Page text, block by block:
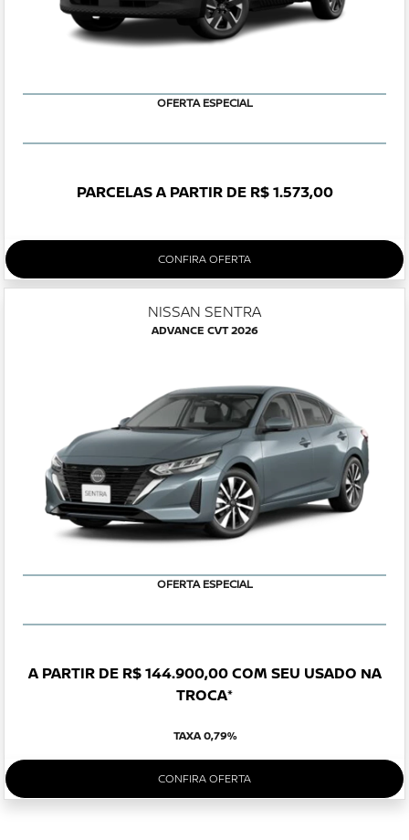
OFERTA ESPECIAL
PARCELAS A PARTIR DE R$ 1.573,00
CONFIRA OFERTA
NISSAN SENTRA
ADVANCE CVT 2026
OFERTA ESPECIAL
A PARTIR DE R$ 144.900,00 COM SEU USADO NA
TROCA*
TAXA 0,79%
CONFIRA OFERTA